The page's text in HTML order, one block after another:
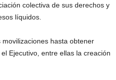
colectiva de sus derechos y
líquidos.
hasta obtener
Ejecutivo, entre ellas la creación